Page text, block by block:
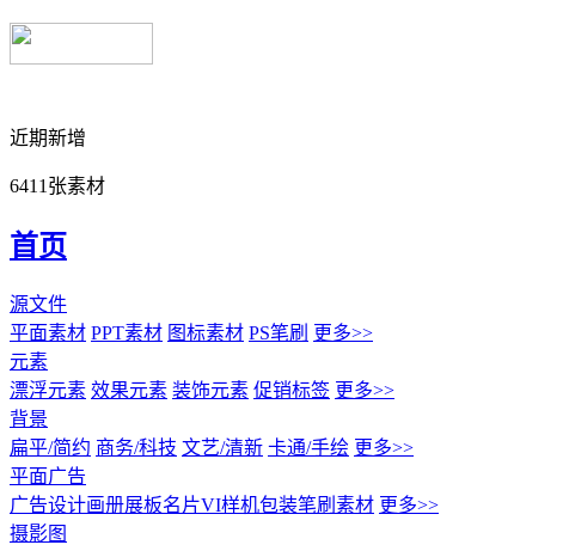
近期新增
6411张素材
首页
源文件
平面素材 PPT素材 图标素材 PS笔刷 更多>>
元素
漂浮元素 效果元素 装饰元素 促销标签 更多>>
背景
扁平/简约 商务/科技 文艺/清新 卡通/手绘 更多>>
平面广告
广告设计画册展板名片VI样机包装笔刷素材 更多>>
摄影图